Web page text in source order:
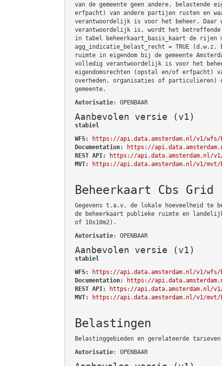
van de gemeente geen andere, belastende
erfpacht) van andere partijen rusten en
verantwoordelijk is voor het beheer. Daar
verantwoordelijk is, wordt het
in tabel beheerkaart_basis_kaart de rijen
agg_indicatie_belast_recht = TRUE
ruimte in eigendom bij de gemeente
volledig verantwoordelijk is voor het
eigendomsrechten (opstal en/of erfpacht)
overheden, organisaties of particulieren)
gemeente.
Autorisatie: OPENBAAR
Aanbevolen versie (v1)
stabiel
WFS:
https://api.data.amsterdam.nl/v1/wfs/
Documentation:
https://
REST API:
https://api.data.amsterdam.nl/
MVT:
https://api.data.amsterdam.nl/v1/mvt/
Beheerkaart Cbs Grid
Gegevens t.a.v. de lokale hoeveelheid te
de beheerkaart publieke ruimte en landelijk
of 10x10m2).
Autorisatie: OPENBAAR
Aanbevolen versie (v1)
stabiel
WFS:
https://api.data.amsterdam.nl/v1/wfs/
Documentation:
https://
REST API:
https://api.data.amsterdam.nl/
MVT:
https://api.data.amsterdam.nl/v1/mvt/
Belastingen
Belastinggebieden en gerelateerde
Autorisatie: OPENBAAR